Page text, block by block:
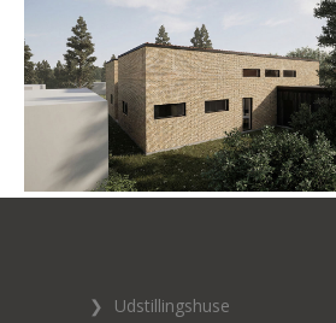
❯
Udstillingshuse